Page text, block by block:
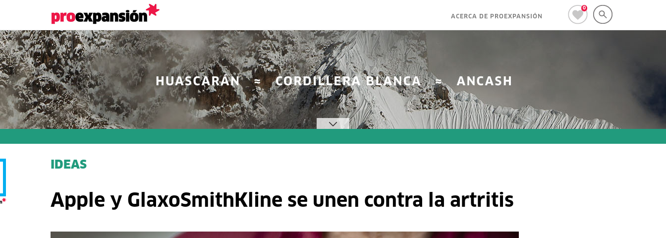
0
ACERCA DE PROEXPANSIÓN
IDEAS
Apple y GlaxoSmithKline se unen contra la artritis